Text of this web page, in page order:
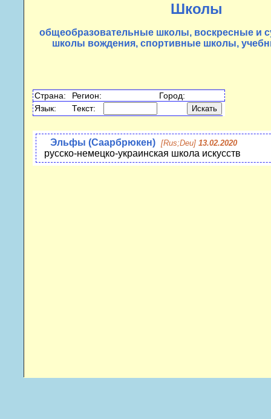
Школы
общеобразовательные школы, воскресные и
школы вождения, спортивные школы,
Страна: Регион:
Город:
Язык:
Текст:
Эльфы (Саарбрюкен) [Rus;Deu] 13.02.2020
русско-немецко-украинская школа искусств